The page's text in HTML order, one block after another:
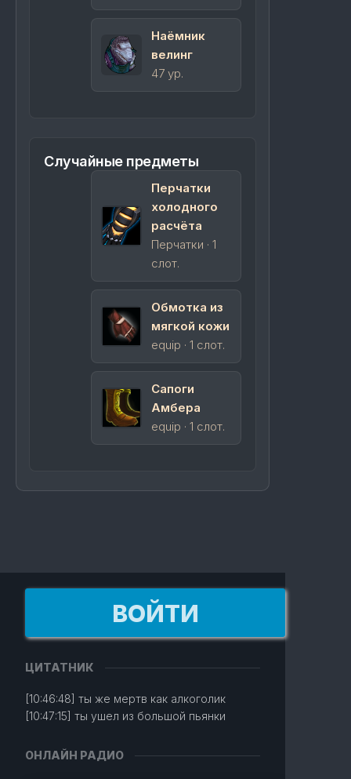
Наёмник
велинг
47 ур.
Случайные предметы
Перчатки
холодного
расчёта
Перчатки · 1
слот.
Обмотка из
мягкой кожи
equip · 1 слот.
Сапоги
Амбера
equip · 1 слот.
ВОЙТИ
ЦИТАТНИК
[10:46:48] ты же мертв как алкоголик
[10:47:15] ты ушел из большой пьянки
ОНЛАЙН РАДИО